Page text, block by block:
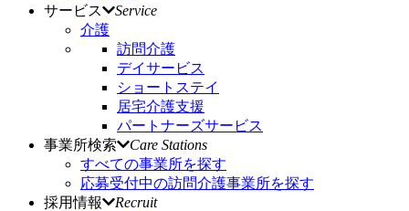
サービス
Service
介護
訪問介護
デイサービス
ショートステイ
居宅介護支援
パートナーズサービス
事業所検索
Care Stations
すべての事業所を探す
応募受付中の訪問介護事業所を探す
採用情報
Recruit